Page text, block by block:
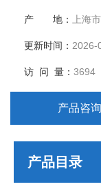
产 地：上海市
更新时间：2026-
访 问 量：3694
产品咨询
产品目录